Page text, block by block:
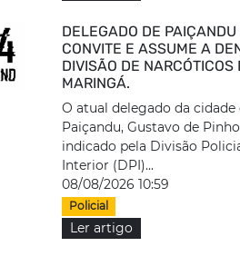
DELEGADO DE PAIÇANDU
CONVITE E ASSUME A
DIVISÃO DE NARCÓTICOS
MARINGÁ.
O atual delegado da cidade
Paiçandu, Gustavo de
indicado pela Divisão
Interior (DPI)...
08/08/2026 10:59
Policial
Ler artigo